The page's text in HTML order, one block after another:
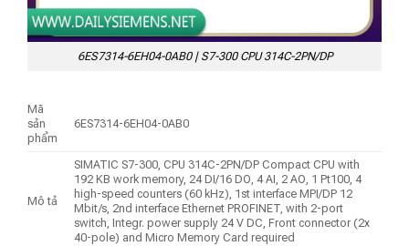
6ES7314-6EH04-0AB0 | S7-300 CPU 314C-2PN/DP
Mã
sản
phẩm
6ES7314-6EH04-0AB0
Mô tả
SIMATIC S7-300, CPU 314C-2PN/DP Compact CPU with
192 KB work memory, 24 DI/16 DO, 4 AI, 2 AO, 1 Pt100, 4
high-speed counters (60 kHz), 1st interface MPI/DP 12
Mbit/s, 2nd interface Ethernet PROFINET, with 2-port
switch, Integr. power supply 24 V DC, Front connector (2x
40-pole) and Micro Memory Card required